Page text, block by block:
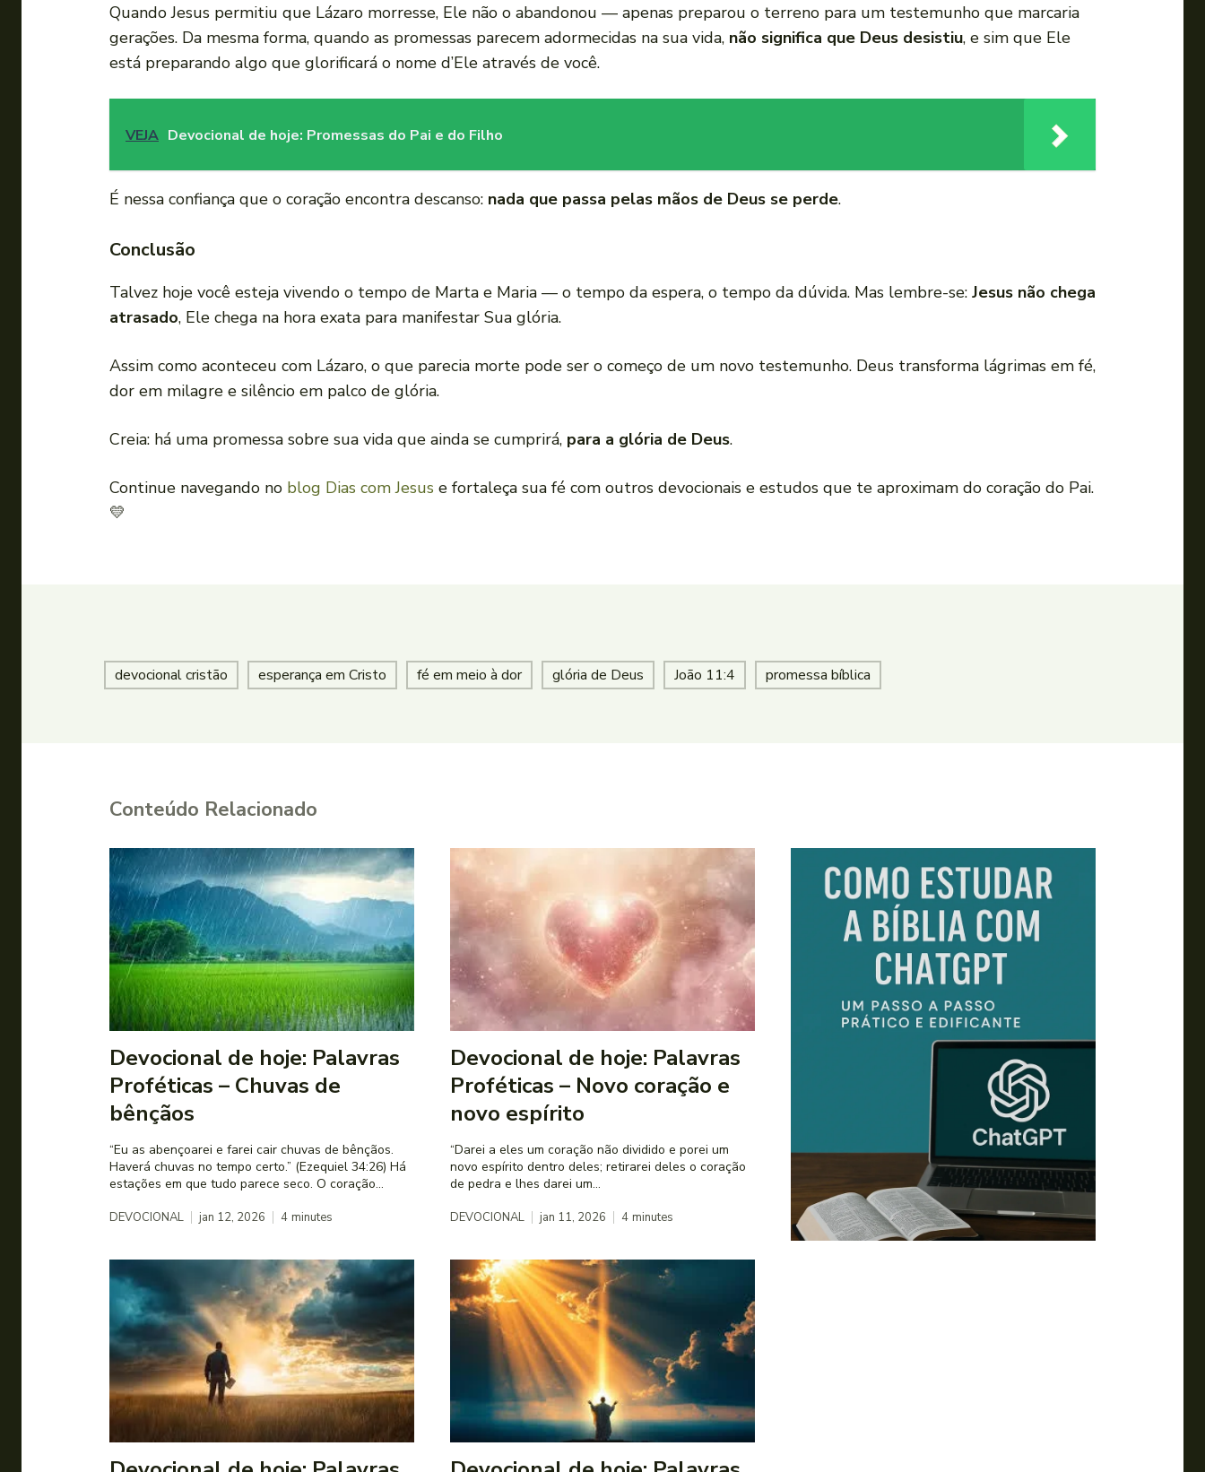
Quando Jesus permitiu que Lázaro morresse, Ele não o abandonou — apenas preparou o terreno para um testemunho que marcaria
gerações. Da mesma forma, quando as promessas parecem adormecidas na sua vida, não significa que Deus desistiu, e sim que Ele
está preparando algo que glorificará o nome d’Ele através de você.
VEJA Devocional de hoje: Promessas do Pai e do Filho
É nessa confiança que o coração encontra descanso: nada que passa pelas mãos de Deus se perde.
Conclusão
Talvez hoje você esteja vivendo o tempo de Marta e Maria — o tempo da espera, o tempo da dúvida. Mas lembre-se: Jesus não chega
atrasado, Ele chega na hora exata para manifestar Sua glória.
Assim como aconteceu com Lázaro, o que parecia morte pode ser o começo de um novo testemunho. Deus transforma lágrimas em fé,
dor em milagre e silêncio em palco de glória.
Creia: há uma promessa sobre sua vida que ainda se cumprirá, para a glória de Deus.
Continue navegando no blog Dias com Jesus e fortaleça sua fé com outros devocionais e estudos que te aproximam do coração do Pai.
💛
devocional cristão esperança em Cristo fé em meio à dor glória de Deus João 11:4 promessa bíblica
Conteúdo Relacionado
Devocional de hoje: Palavras
Proféticas – Chuvas de
bênçãos
“Eu as abençoarei e farei cair chuvas de bênçãos.
Haverá chuvas no tempo certo.” (Ezequiel 34:26) Há
estações em que tudo parece seco. O coração...
DEVOCIONAL jan 12, 2026 4 minutes
Devocional de hoje: Palavras
Proféticas – Novo coração e
novo espírito
“Darei a eles um coração não dividido e porei um
novo espírito dentro deles; retirarei deles o coração
de pedra e lhes darei um...
DEVOCIONAL jan 11, 2026 4 minutes